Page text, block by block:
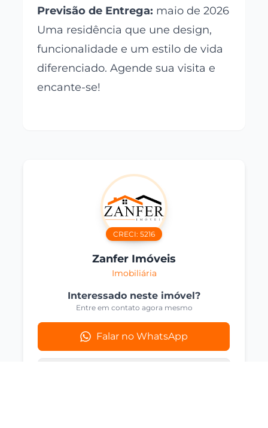
Previsão de Entrega: maio de 2026
Uma residência que une design,
funcionalidade e um estilo de vida
diferenciado. Agende sua visita e
encante-se!
CRECI: 5216
Zanfer Imóveis
Imobiliária
Interessado neste imóvel?
Entre em contato agora mesmo
Falar no WhatsApp